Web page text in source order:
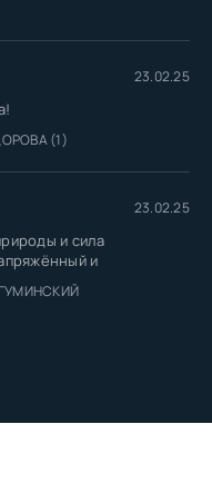
23.02.25
(1)
23.02.25
и сила
и